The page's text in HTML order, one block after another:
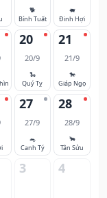
🐕
Bính Tuất
🐖
Đinh Hợi
20
20/9
🐍
Quý Tỵ
21
21/9
🐎
Giáp Ngọ
27
27/9
🐀
Canh Tý
28
28/9
🐂
Tân Sửu
3 4